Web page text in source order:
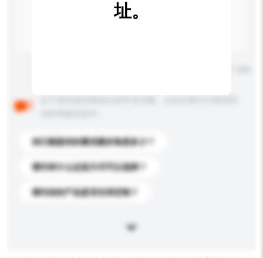
你们能提供的最优惠价格是多少？
请问有什么运送方式可以选择？
请问你的产品是否支持定制？
址。